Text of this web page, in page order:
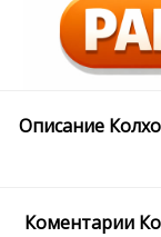
Описание
Коментарии